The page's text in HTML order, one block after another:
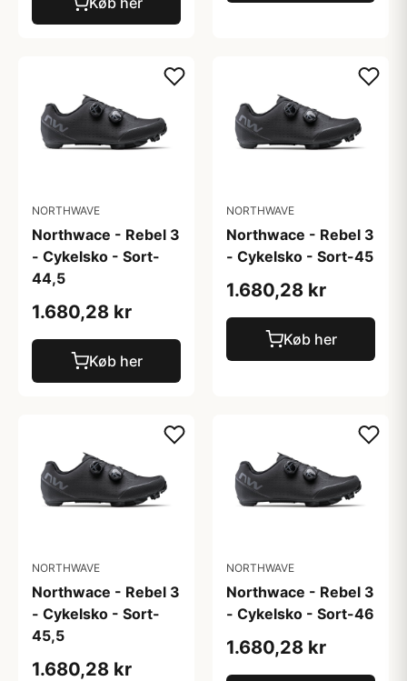
NORTHWAVE
Northwace - Rebel 3
- Cykelsko - Sort-
44,5
1.680,28 kr
Køb her
NORTHWAVE
Northwace - Rebel 3
- Cykelsko - Sort-45
1.680,28 kr
Køb her
NORTHWAVE
Northwace - Rebel 3
- Cykelsko - Sort-
45,5
1.680,28 kr
NORTHWAVE
Northwace - Rebel 3
- Cykelsko - Sort-46
1.680,28 kr